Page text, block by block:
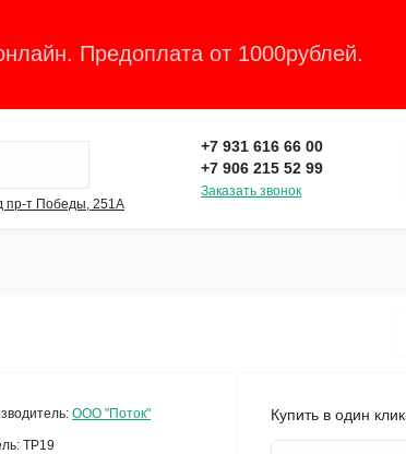
Предоплата от 1000рублей.
пр-т Победы, 251А
+7 931 616 66 00
+7 906 215 52 99
Заказать звонок
ООО "Поток"
ТР19
Купить в один клик